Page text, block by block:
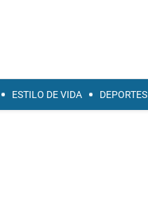
ESTILO DE VIDA DEPORTES